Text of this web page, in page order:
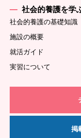
社会的養護を学
社会的養護の基礎知識
施設の概要
就活ガイド
実習について
掲